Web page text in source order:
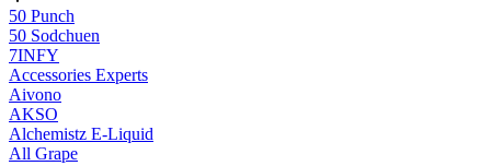
50 Punch
50 Sodchuen
7INFY
Accessories Experts
Aivono
AKSO
Alchemistz E-Liquid
All Grape